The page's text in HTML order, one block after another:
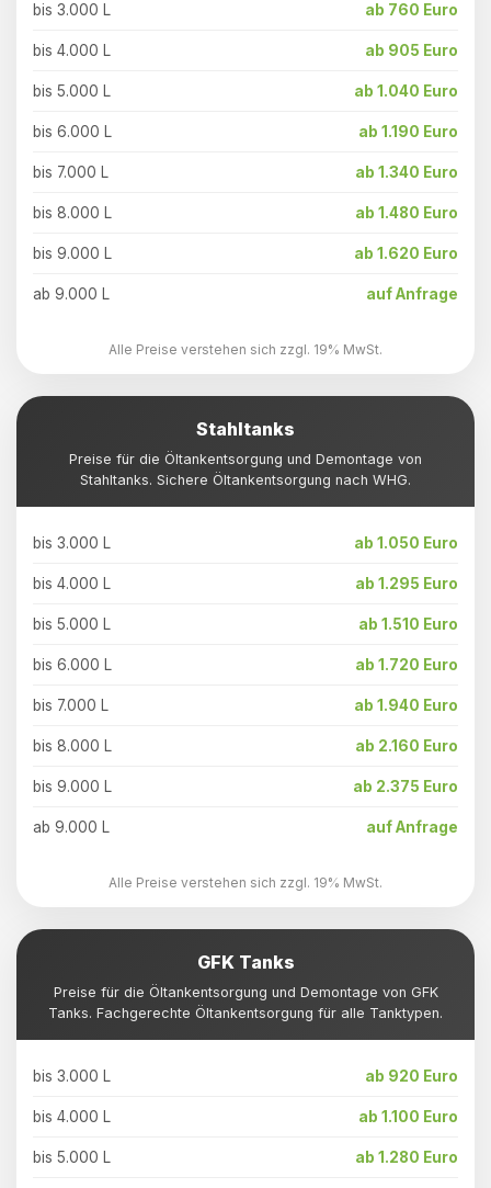
bis 3.000 L ab 760 Euro
bis 4.000 L ab 905 Euro
bis 5.000 L ab 1.040 Euro
bis 6.000 L ab 1.190 Euro
bis 7.000 L ab 1.340 Euro
bis 8.000 L ab 1.480 Euro
bis 9.000 L ab 1.620 Euro
ab 9.000 L auf Anfrage
Alle Preise verstehen sich zzgl. 19% MwSt.
Stahltanks
Preise für die Öltankentsorgung und Demontage von
Stahltanks. Sichere Öltankentsorgung nach WHG.
bis 3.000 L ab 1.050 Euro
bis 4.000 L ab 1.295 Euro
bis 5.000 L ab 1.510 Euro
bis 6.000 L ab 1.720 Euro
bis 7.000 L ab 1.940 Euro
bis 8.000 L ab 2.160 Euro
bis 9.000 L ab 2.375 Euro
ab 9.000 L auf Anfrage
Alle Preise verstehen sich zzgl. 19% MwSt.
GFK Tanks
Preise für die Öltankentsorgung und Demontage von GFK
Tanks. Fachgerechte Öltankentsorgung für alle Tanktypen.
bis 3.000 L ab 920 Euro
bis 4.000 L ab 1.100 Euro
bis 5.000 L ab 1.280 Euro